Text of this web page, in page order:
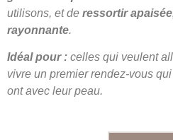
utilisons, et de ressortir
rayonnante.
Idéal pour : celles qui veulent
vivre un premier rendez-vous
ont avec leur peau.